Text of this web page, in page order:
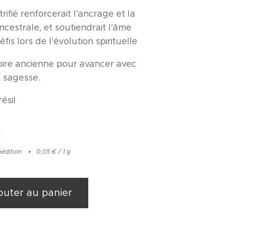
renforcerait l'ancrage et la
et soutiendrait l'âme
lors de l'évolution spirituelle
ancienne pour avancer avec
0,05 € / 1 g
au panier